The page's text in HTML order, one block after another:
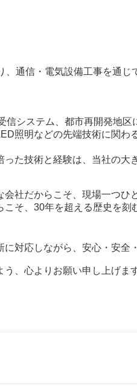
通信・電気設備工事を通じ
システム、都市再開発地区
照明などの先端技術に関わ
た技術と経験は、当社の大
社だからこそ、現場一つひ
そ、30年を超える歴史を刻
対応しながら、安心・安全
、心よりお願い申し上げます